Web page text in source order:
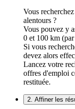
Vous
alentours ?
Vous pouvez y
0 et 100 km
Si vous
devez alors
Lancez votre
offres d'emploi
restituée.
2. Affiner les